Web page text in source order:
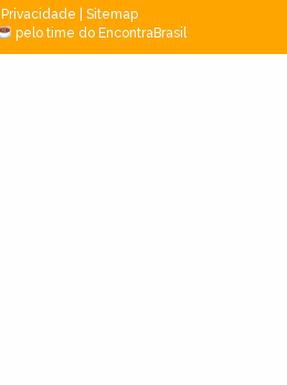
Privacidade
Sitemap
pelo time do EncontraBrasil